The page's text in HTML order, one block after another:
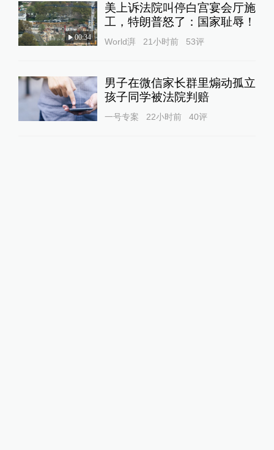
00:34
美上诉法院叫停白宫宴会厅施
工，特朗普怒了：国家耻辱！
World湃 21小时前 53评
男子在微信家长群里煽动孤立
孩子同学被法院判赔
一号专案 22小时前 40评